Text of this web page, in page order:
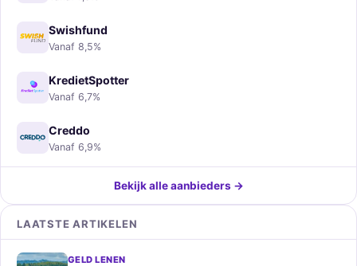
Swishfund
Vanaf 8,5%
KredietSpotter
Vanaf 6,7%
Creddo
Vanaf 6,9%
Bekijk alle aanbieders →
LAATSTE ARTIKELEN
GELD LENEN